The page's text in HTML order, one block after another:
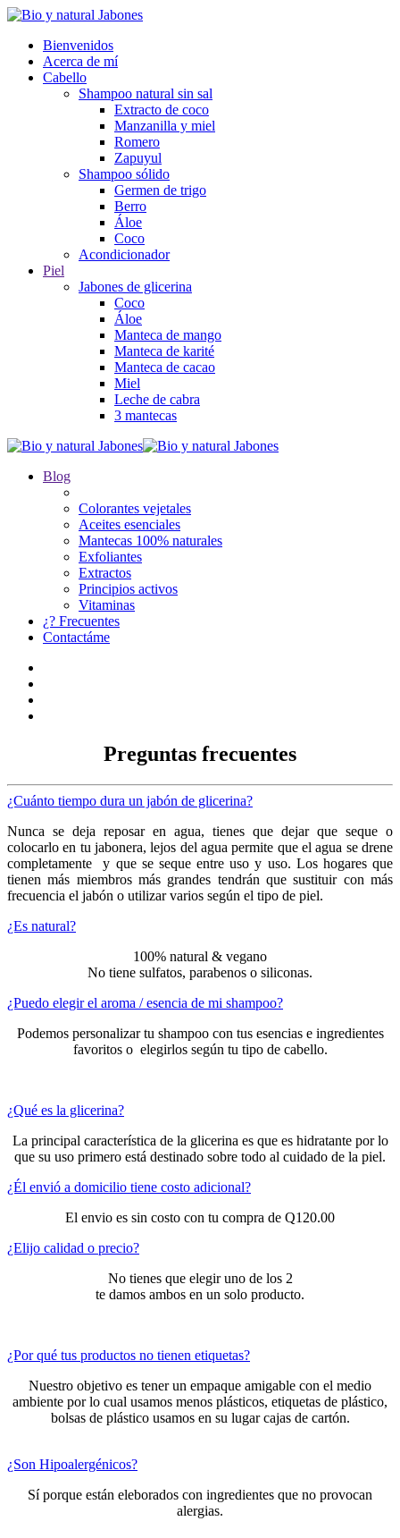
Bienvenidos
Acerca de mí
Cabello
Shampoo natural sin sal
Extracto de coco
Manzanilla y miel
Romero
Zapuyul
Shampoo sólido
Germen de trigo
Berro
Áloe
Coco
Acondicionador
Piel
Jabones de glicerina
Coco
Áloe
Manteca de mango
Manteca de karité
Manteca de cacao
Miel
Leche de cabra
3 mantecas
Blog
Colorantes vejetales
Aceites esenciales
Mantecas 100% naturales
Exfoliantes
Extractos
Principios activos
Vitaminas
¿? Frecuentes
Contactáme
Preguntas frecuentes
¿Cuánto tiempo dura un jabón de glicerina?
Nunca se deja reposar en agua, tienes que dejar que seque o
colocarlo en tu jabonera, lejos del agua permite que el agua se drene
completamente y que se seque entre uso y uso. Los hogares que
tienen más miembros más grandes tendrán que sustituir con más
frecuencia el jabón o utilizar varios según el tipo de piel.
¿Es natural?
100% natural & vegano
No tiene sulfatos, parabenos o siliconas.
¿Puedo elegir el aroma / esencia de mi shampoo?
Podemos personalizar tu shampoo con tus esencias e ingredientes
favoritos o elegirlos según tu tipo de cabello.
¿Qué es la glicerina?
La principal característica de la glicerina es que es hidratante por lo
que su uso primero está destinado sobre todo al cuidado de la piel.
¿Él envió a domicilio tiene costo adicional?
El envio es sin costo con tu compra de Q120.00
¿Elijo calidad o precio?
No tienes que elegir uno de los 2
te damos ambos en un solo producto.
¿Por qué tus productos no tienen etiquetas?
Nuestro objetivo es tener un empaque amigable con el medio
ambiente por lo cual usamos menos plásticos, etiquetas de plástico,
bolsas de plástico usamos en su lugar cajas de cartón.
¿Son Hipoalergénicos?
Sí porque están eleborados con ingredientes que no provocan
alergias.